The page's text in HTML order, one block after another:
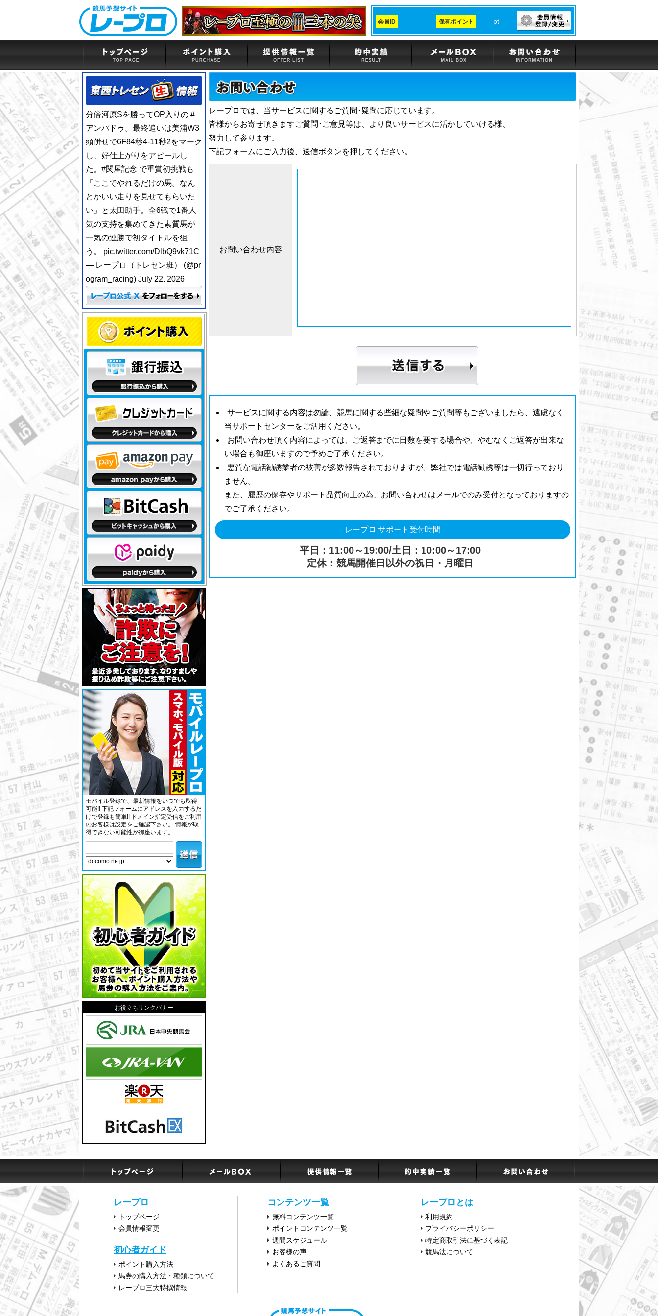
会員ID 保有ポイント pt
レープロでは、当サービスに関するご質問･疑問に応じています。
皆様からお寄せ頂きますご質問･ご意見等は、より良いサービスに活かしていける様、
努力して参ります。
下記フォームにご入力後、送信ボタンを押してください。
お問い合わせ内容
サービスに関する内容は勿論、競馬に関する些細な疑問やご質問等もございましたら、遠慮なく
当サポートセンターをご活用ください。
お問い合わせ頂く内容によっては、ご返答までに日数を要する場合や、やむなくご返答が出来な
い場合も御座いますので予めご了承ください。
悪質な電話勧誘業者の被害が多数報告されておりますが、弊社では電話勧誘等は一切行っており
ません。
また、履歴の保存やサポート品質向上の為、お問い合わせはメールでのみ受付となっておりますの
でご了承ください。
レープロ サポート受付時間
平日：11:00～19:00/土日：10:00～17:00
定休：競馬開催日以外の祝日・月曜日
分倍河原Sを勝ってOP入りの #
アンパドゥ 。最終追いは美浦W3
頭併せで6F84秒4-11秒2をマーク
し、好仕上がりをアピールし
た。 #関屋記念 で重賞初挑戦も
「ここでやれるだけの馬。なん
とかいい走りを見せてもらいた
い」と太田助手。全6戦で1番人
気の支持を集めてきた素質馬が
一気の連勝で初タイトルを狙
う。 pic.twitter.com/DlbQ9vk71C
— レープロ（トレセン班） (@pr
ogram_racing) July 22, 2026
モバイル登録で、最新情報をいつでも取得
可能!! 下記フォームにアドレスを入力するだ
けで登録も簡単!! ドメイン指定受信をご利用
のお客様は設定をご確認下さい。 情報が取
得できない可能性が御座います。
お役立ちリンクバナー
レープロ
トップページ
会員情報変更
初心者ガイド
ポイント購入方法
馬券の購入方法・種類について
レープロ三大特撰情報
コンテンツ一覧
無料コンテンツ一覧
ポイントコンテンツ一覧
週間スケジュール
お客様の声
よくあるご質問
レープロとは
利用規約
プライバシーポリシー
特定商取引法に基づく表記
競馬法について